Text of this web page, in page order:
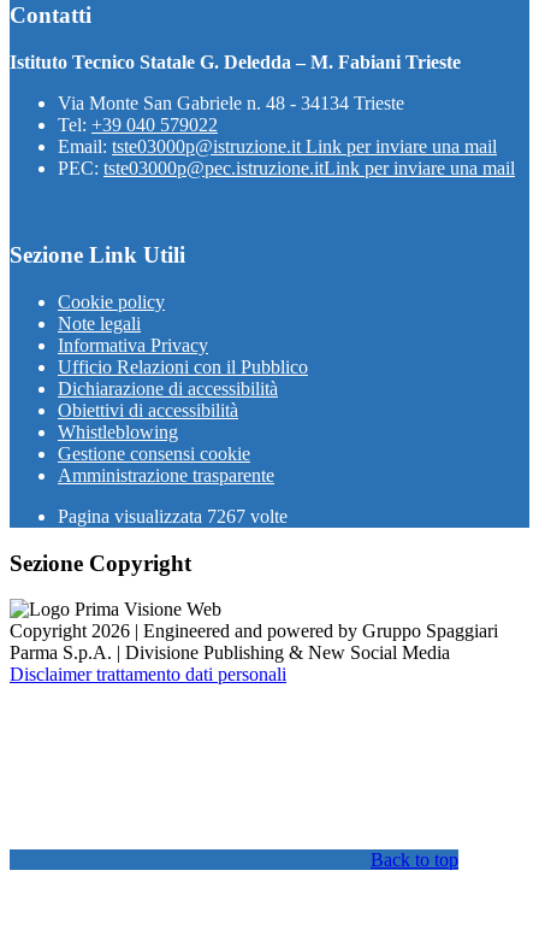
Contatti
Istituto Tecnico Statale G. Deledda – M. Fabiani Trieste
Via Monte San Gabriele n. 48 - 34134 Trieste
Tel: +39 040 579022
Email: tste03000p@istruzione.it Link per inviare una mail
PEC: tste03000p@pec.istruzione.itLink per inviare una mail
Sezione Link Utili
Cookie policy
Note legali
Informativa Privacy
Ufficio Relazioni con il Pubblico
Dichiarazione di accessibilità
Obiettivi di accessibilità
Whistleblowing
Gestione consensi cookie
Amministrazione trasparente
Pagina visualizzata 7267 volte
Sezione Copyright
Copyright 2026 | Engineered and powered by Gruppo Spaggiari
Parma S.p.A. | Divisione Publishing & New Social Media
Disclaimer trattamento dati personali
Back to top